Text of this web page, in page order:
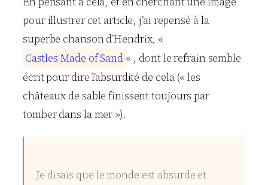
pour illustrer cet article, j’ai repensé à la
superbe chanson d’Hendrix, «
Castles Made ofSand « , dont le refrain semble
écrit pour dire l’absurdité de cela (« les
châteaux de sable finissent toujours par
tomber dans la mer »).
Je disais que le monde est absurde et